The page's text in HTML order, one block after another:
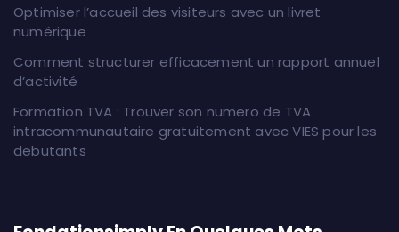
Optimiser l’accueil des visiteurs avec un livret
numérique
Comment structurer efficacement un rapport annuel
d’activité
Formation TVA : Trouver son numero de TVA
intracommunautaire gratuitement avec VIES pour les
debutants